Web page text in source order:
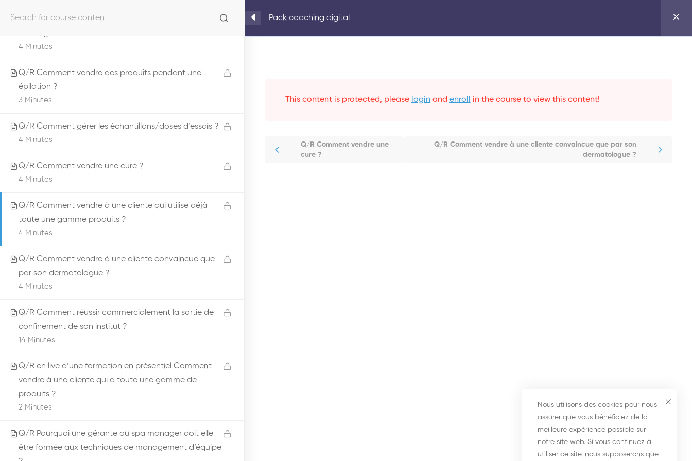
Accueil Pack coaching digital
Q/R Comment vendre des produits pendant un
4 Minutes
Q/R Comment vendre des produits pendant une
épilation ?
3 Minutes
Q/R Comment gérer les échantillons/doses d’essais ?
4 Minutes
Q/R Comment vendre une cure ?
4 Minutes
Q/R Comment vendre à une cliente qui utilise déjà
toute une gamme produits ?
4 Minutes
Q/R Comment vendre à une cliente convaincue que
par son dermatologue ?
4 Minutes
Q/R Comment réussir commercialement la sortie de
confinement de son institut ?
14 Minutes
Q/R en live d’une formation en présentiel Comment
vendre à une cliente qui a toute une gamme de
produits ?
2 Minutes
Q/R Pourquoi une gérante ou spa manager doit elle
être formée aux techniques de management d’équipe
This content is protected, please loginand enroll in the course to view this content!
Q/R Comment vendre une
cure ?
Q/R Comment vendre à une cliente convaincue que par son
dermatologue ?
Nous utilisons des cookies pour nous
assurer que vous bénéficiez de la
meilleure expérience possible sur
notre site web. Si vous continuez à
utiliser ce site, nous supposerons que